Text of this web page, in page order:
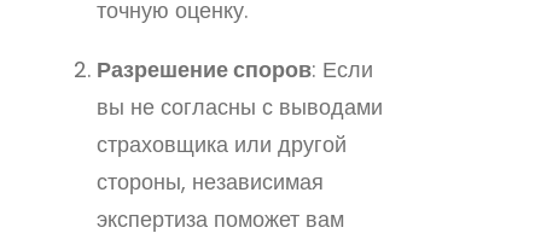
точную оценку.
Разрешение споров: Если
вы не согласны с выводами
страховщика или другой
стороны, независимая
экспертиза поможет вам